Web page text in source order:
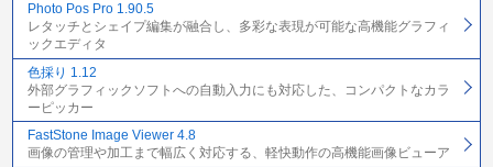
Photo Pos Pro 1.90.5
レタッチとシェイプ編集が融合し、多彩な表現が可能な高機能グラフィ
ックエディタ
色採り 1.12
外部グラフィックソフトへの自動入力にも対応した、コンパクトなカラ
ーピッカー
FastStone Image Viewer 4.8
画像の管理や加工まで幅広く対応する、軽快動作の高機能画像ビューア